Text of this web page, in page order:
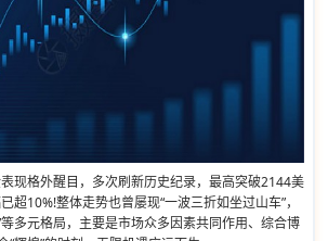
现格外醒目，多次刷新历史纪录，最高突破2144美
超10%!整体走势也曾屡现“一波三折如坐过山车”，
等多元格局，主要是市场众多因素共同作用、综合博